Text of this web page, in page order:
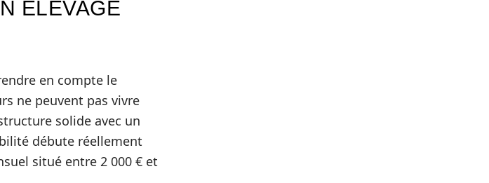
ÉLEVAGE
en compte le
ne peuvent pas vivre
solide avec un
débute réellement
situé entre 2 000 € et